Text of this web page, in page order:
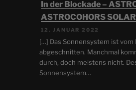
In der Blockade –
ASTROCOHORS
12. JANUAR 2022
[…] Das Sonnensystem ist vom
abgeschnitten. Manchmal
durch, doch meistens nicht.
Sonnensystem…